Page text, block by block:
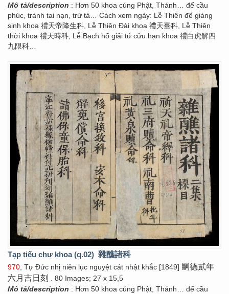
Mô tả/description : Hơn 50 khoa cúng Phật, Thánh… để cầu
phúc, tránh tai nạn, trừ tà… Cách xem ngày: Lễ Thiên đế giáng
sinh khoa 禮天帝降生科, Lễ Thiên Đài khoa 禮天臺科, Lễ Thiên
thời khoa 禮天時科, Lễ Bạch hổ giải tứ cửu hạn khoa 禮白虎解四
九限科…
Tạp tiếu chư khoa (q.02) 雜醮諸科
970 , Tự Đức nhị niên lục nguyệt cát nhật khắc [1849] 嗣德貳年
六月吉日刻
. 80 Images; 27 x 15,5
Mô tả/description : Hơn 50 khoa cúng Phật, Thánh… để cầu